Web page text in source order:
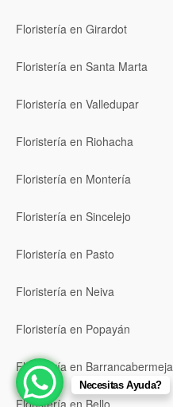
Floristería en Girardot
Floristería en Santa Marta
Floristería en Valledupar
Floristería en Riohacha
Floristería en Montería
Floristería en Sincelejo
Floristería en Pasto
Floristería en Neiva
Floristería en Popayán
Floristería en Barrancabermeja
Floristería en Bello
Necesitas Ayuda?